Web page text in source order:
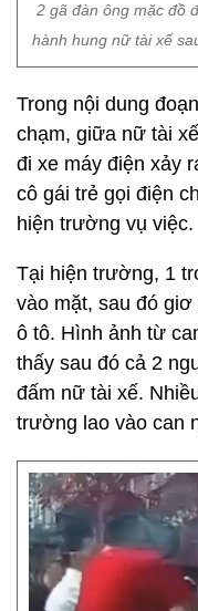
2 gã đàn ông mặc đồ
hành hung nữ tài xế
Trong nội dung
chạm, giữa nữ tài
đi xe máy điện xảy
cô gái trẻ gọi điện
hiện trường vụ việc.
Tại hiện trường, 1
vào mặt, sau đó
ô tô. Hình ảnh từ
thấy sau đó cả 2
đấm nữ tài xế.
trường lao vào can